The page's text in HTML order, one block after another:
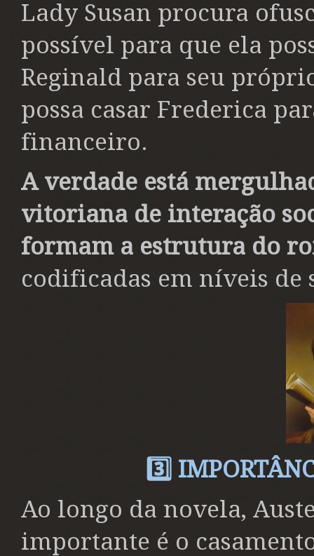
Lady Susan procura
possível para que ela
Reginald para seu
possa casar Frederica
financeiro.
A verdade está
vitoriana de interação
formam a estrutura do
codificadas em níveis de
3️⃣
Ao longo da novela,
importante é o